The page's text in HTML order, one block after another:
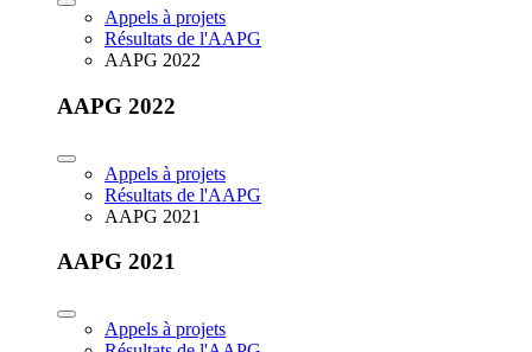
Appels à projets
Résultats de l'AAPG
AAPG 2022
AAPG 2022
Appels à projets
Résultats de l'AAPG
AAPG 2021
AAPG 2021
Appels à projets